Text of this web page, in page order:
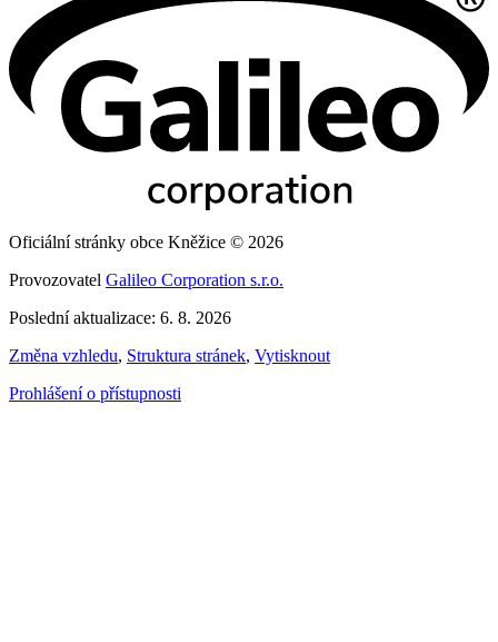
Oficiální stránky obce Kněžice © 2026
Provozovatel Galileo Corporation s.r.o.
Poslední aktualizace: 6. 8. 2026
Změna vzhledu, Struktura stránek, Vytisknout
Prohlášení o přístupnosti